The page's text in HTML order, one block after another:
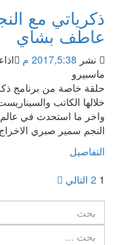
ذكرياتي مع
عاطف بشاي
نشر 2017,5:38 م
ماسبيرو
حلقة خاصة من برنامج
خلالها الكاتب
واخر ما استحدث في عالم
النجم سمير صبري
التفاصيل
Posts
pagination
صفحة1 صفحة
2 التالي